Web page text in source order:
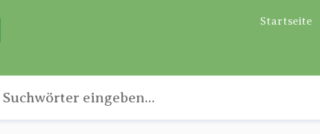
Startseite